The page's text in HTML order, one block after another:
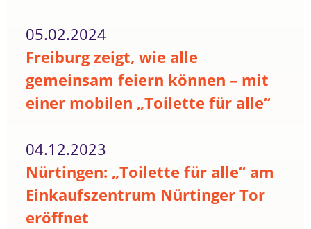
05.02.2024
Freiburg zeigt, wie alle
gemeinsam feiern können – mit
einer mobilen „Toilette für alle“
04.12.2023
Nürtingen: „Toilette für alle“ am
Einkaufszentrum Nürtinger Tor
eröffnet